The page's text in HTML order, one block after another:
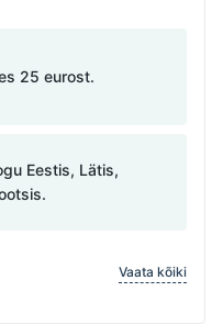
25 eurost.
Eestis, Lätis,
Vaata kõiki